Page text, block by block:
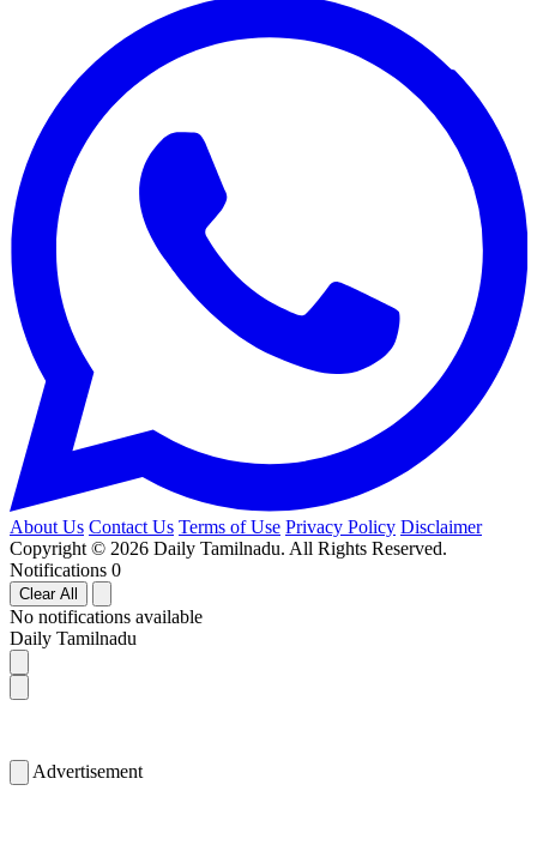
About Us Contact Us Terms of Use Privacy Policy Disclaimer
Copyright © 2026 Daily Tamilnadu. All Rights Reserved.
Notifications 0
Clear All
No notifications available
Daily Tamilnadu
Advertisement